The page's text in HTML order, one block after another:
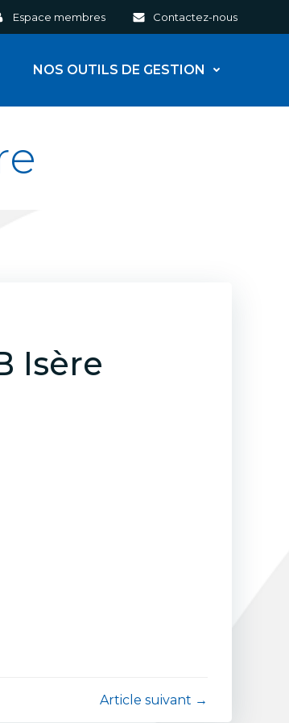
Espace membres Contactez-nous
NOS OUTILS DE GESTION
Isère
Article suivant →